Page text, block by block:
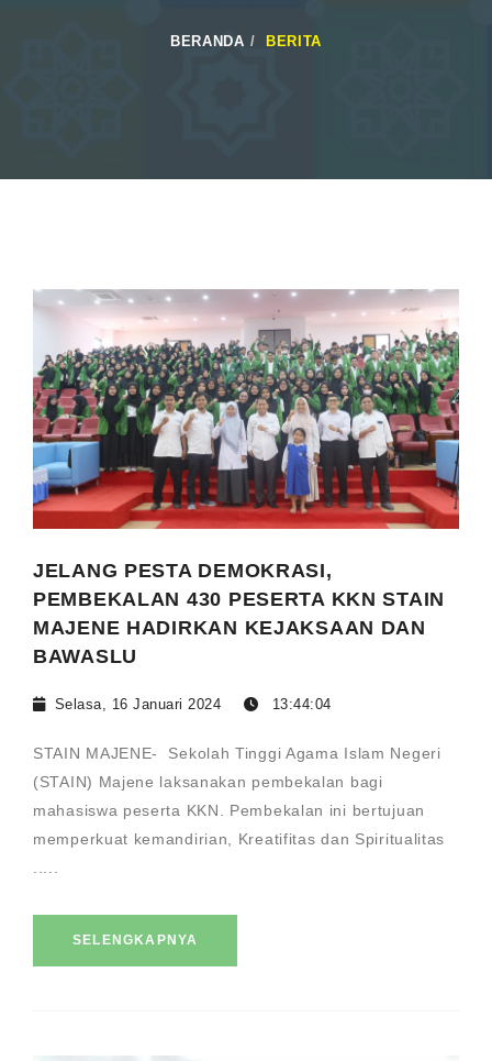
BERANDA BERITA
JELANG PESTA DEMOKRASI,
PEMBEKALAN 430 PESERTA KKN STAIN
MAJENE HADIRKAN KEJAKSAAN DAN
BAWASLU
Selasa, 16 Januari 2024 13:44:04
STAIN MAJENE- Sekolah Tinggi Agama Islam Negeri
(STAIN) Majene laksanakan pembekalan bagi
mahasiswa peserta KKN. Pembekalan ini bertujuan
memperkuat kemandirian, Kreatifitas dan Spiritualitas
.....
SELENGKAPNYA